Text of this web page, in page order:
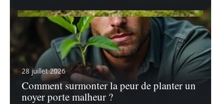
28 juillet 2026
Comment surmonter la peur de planter un
noyer porte malheur ?
4 juillet 2026
Protégez votre jardin : quel animal fait
un trou dans la pelouse ?
Les trous dans la pelouse peuvent se révéler
être de véritables casse-têtes
En savoir plus